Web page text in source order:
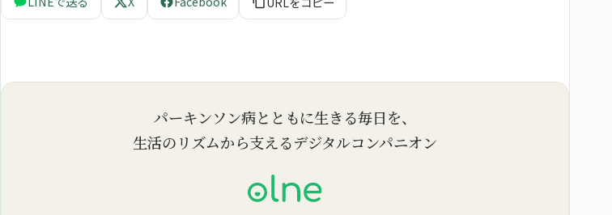
パーキンソン病とともに生きる毎日を、
生活のリズムから支えるデジタルコンパニオン